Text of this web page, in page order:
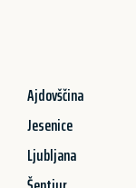
Ajdovščina
Jesenice
Ljubljana